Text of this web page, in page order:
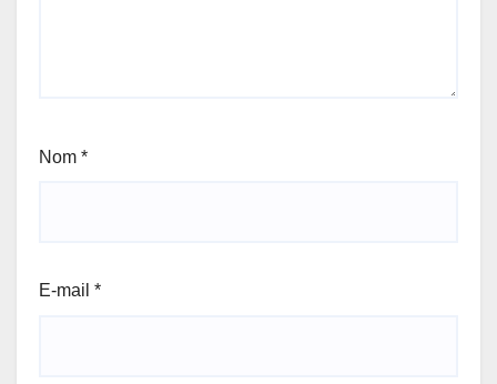
Nom *
E-mail *